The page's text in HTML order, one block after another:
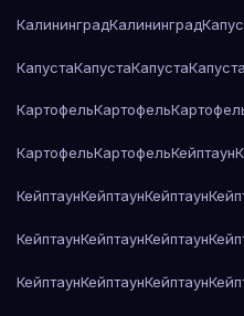
КалининградКалининград
КапустаКапустаКапустаКапуста
КартофельКартофель
КартофельКартофельКейптаун
КейптаунКейптаунКейптаун
КейптаунКейптаунКейптаун
КейптаунКейптаунКейптаун